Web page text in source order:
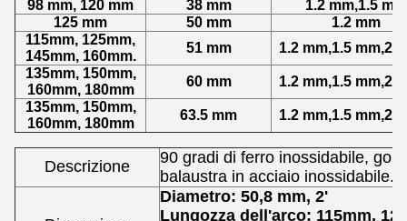
98 mm, 120 mm 38 mm
1.2 mm,1.5 mm
125 mm
50 mm
1.2 mm
115mm, 125mm,
145mm, 160mm.
51 mm
1.2 mm,1.5
135mm, 150mm,
160mm, 180mm
60 mm
1.2 mm,1.5
135mm, 150mm,
160mm, 180mm
63.5 mm 1.2 mm,1.5
Descrizione
90 gradi di ferro inossidabile,
balaustra in acciaio inossidabile.
Diametro: 50,8 mm, 2'
Lungozza dell'arco: 115mm,